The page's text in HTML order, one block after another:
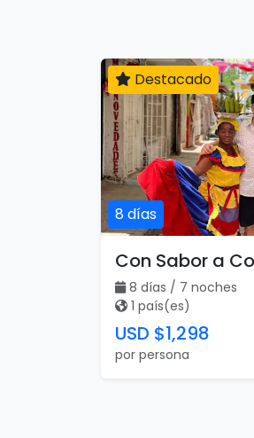
8 días
Destacado
Con Sabor a
8 días / 7 noches
1 país(es)
USD $1,298
por persona